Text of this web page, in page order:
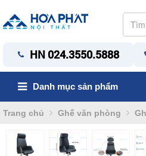
HN 024.3550.5888
Danh mục sản phẩm
Trang chủ Ghế văn phòng